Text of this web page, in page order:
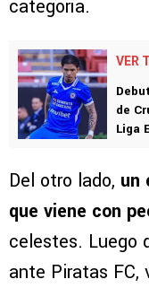
categoría.
VER
de
Liga
Del otro lado, un
que viene con
celestes. Luego
ante Piratas FC,